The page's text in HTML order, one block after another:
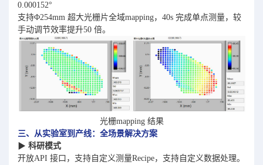
0.000152°
支持Φ254mm 超大光栅片全域mapping，40s 完成单点测量，较
手动调节效率提升50 倍。
光栅mapping 结果
三、从实验室到产线：全场景解决方案
▶ 科研模式
开放API 接口，支持自定义测量Recipe，支持自定义数据处理。